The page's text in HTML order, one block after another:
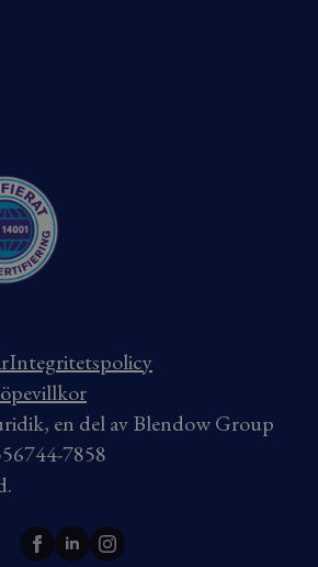
Integritetspolicy
en del av Blendow Group
7858